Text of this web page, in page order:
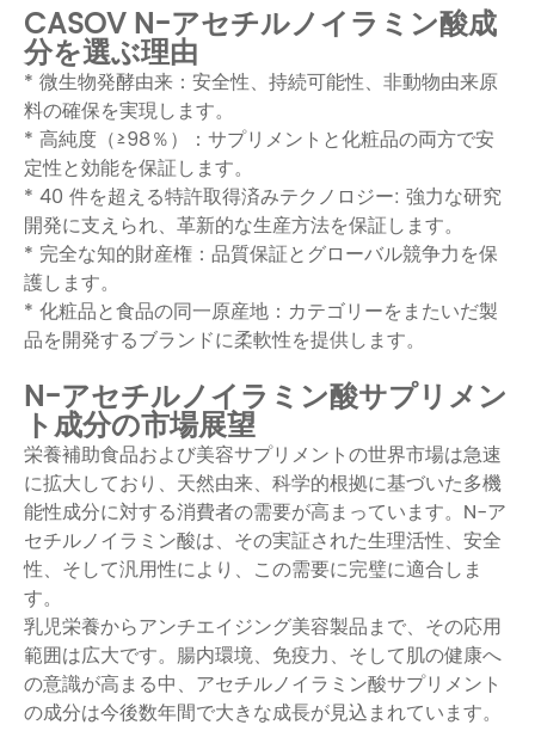
CASOV N-アセチルノイラミン酸成
分を選ぶ理由
* 微生物発酵由来：安全性、持続可能性、非動物由来原
料の確保を実現します。
* 高純度（≥98％）：サプリメントと化粧品の両方で安
定性と効能を保証します。
* 40 件を超える特許取得済みテクノロジー: 強力な研究
開発に支えられ、革新的な生産方法を保証します。
* 完全な知的財産権：品質保証とグローバル競争力を保
護します。
* 化粧品と食品の同一原産地：カテゴリーをまたいだ製
品を開発するブランドに柔軟性を提供します。
N-アセチルノイラミン酸サプリメン
ト成分の市場展望
栄養補助食品および美容サプリメントの世界市場は急速
に拡大しており、天然由来、科学的根拠に基づいた多機
能性成分に対する消費者の需要が高まっています。N-ア
セチルノイラミン酸は、その実証された生理活性、安全
性、そして汎用性により、この需要に完璧に適合しま
す。
乳児栄養からアンチエイジング美容製品まで、その応用
範囲は広大です。腸内環境、免疫力、そして肌の健康へ
の意識が高まる中、アセチルノイラミン酸サプリメント
の成分は今後数年間で大きな成長が見込まれています。